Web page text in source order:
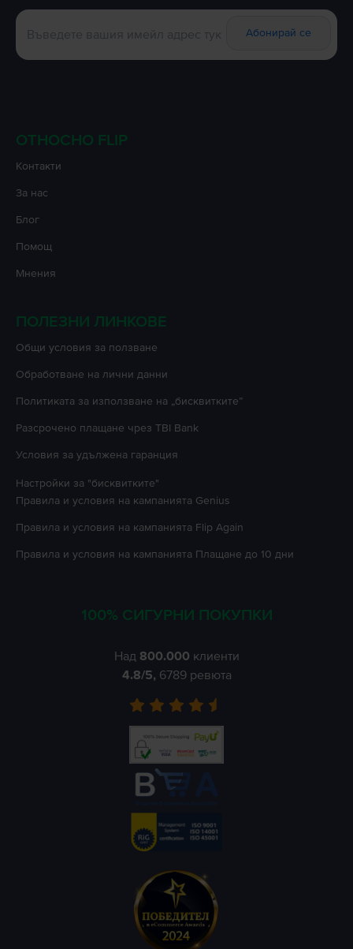
Абонирай се
ОТНОСНО FLIP
Контакти
За нас
Блог
Помощ
Мнения
ПОЛЕЗНИ ЛИНКОВЕ
Oбщи условия за ползване
Oбработване на лични данни
Политиката за използване на „бисквитките”
Разсрочено плащане чрез TBI Bank
Условия за удължена гаранция
Настройки за "бисквитките"
Правила и условия на кампанията Genius
Правила и условия на кампанията Flip Again
Правила и условия на кампанията Плащане до 10 дни
100% СИГУРНИ ПОКУПКИ
Над 800.000 клиенти
4.8/5, 6789 ревюта